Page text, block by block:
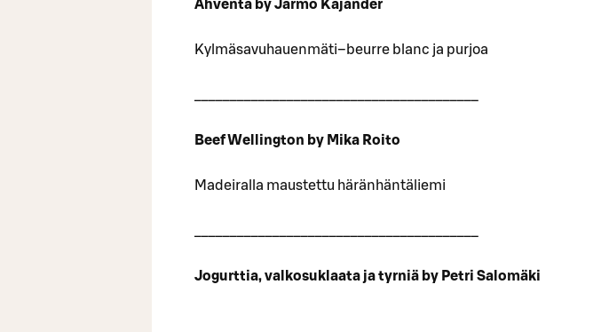
Ahventa by Jarmo Kajander
Kylmäsavuhauenmäti–beurre blanc ja purjoa
Beef Wellington by Mika Roito
Madeiralla maustettu häränhäntäliemi
Jogurttia, valkosuklaata ja tyrniä by Petri Salomäki